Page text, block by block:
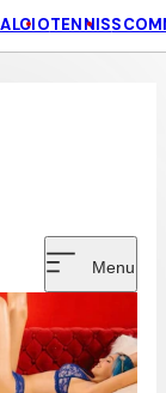
TENNIS
Menu